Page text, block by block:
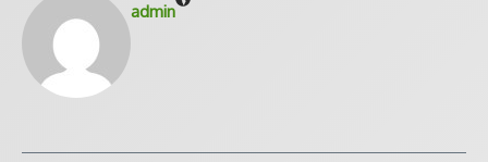
admin